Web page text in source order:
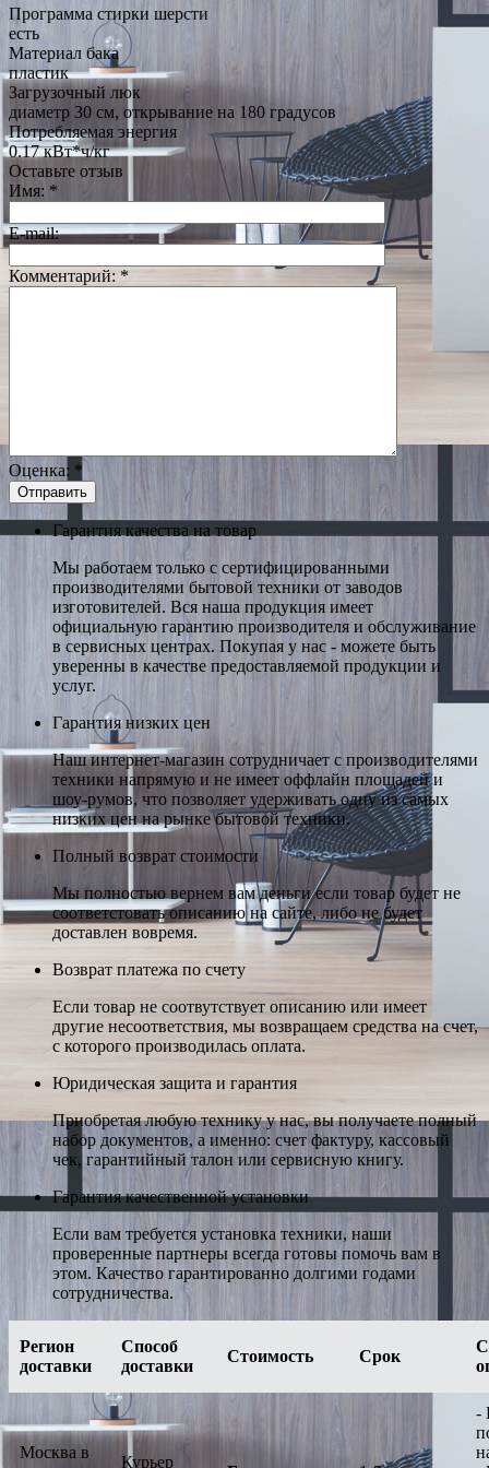
Программа стирки шерсти
есть
Материал бака
пластик
Загрузочный люк
диаметр 30 см, открывание на 180 градусов
Потребляемая энергия
0.17 кВт*ч/кг
Оставьте отзыв
Имя: *
E-mail:
Комментарий: *
Оценка: *
Гарантия качества на товар
Мы работаем только с сертифицированными
производителями бытовой техники от заводов
изготовителей. Вся наша продукция имеет
официальную гарантию производителя и обслуживание
в сервисных центрах. Покупая у нас - можете быть
уверенны в качестве предоставляемой продукции и
услуг.
Гарантия низких цен
Наш интернет-магазин сотрудничает с производителями
техники напрямую и не имеет оффлайн площадей и
шоу-румов, что позволяет удерживать одну из самых
низких цен на рынке бытовой техники.
Полный возврат стоимости
Мы полностью вернем вам деньги если товар будет не
соответстовать описанию на сайте, либо не будет
доставлен вовремя.
Возврат платежа по счету
Если товар не соотвутствует описанию или имеет
другие несоответствия, мы возвращаем средства на счет,
с которого производилась оплата.
Юридическая защита и гарантия
Приобретая любую технику у нас, вы получаете полный
набор документов, а именно: счет фактуру, кассовый
чек, гарантийный талон или сервисную книгу.
Гарантия качественной установки
Если вам требуется установка техники, наши
проверенные партнеры всегда готовы помочь вам в
этом. Качество гарантированно долгими годами
сотрудничества.
Регион
доставки
Способ
доставки
Стоимость Срок
Москва в
Курьер
-